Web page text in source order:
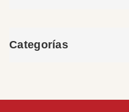
Categorías